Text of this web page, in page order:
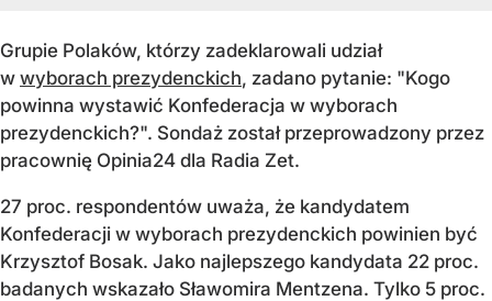
Grupie Polaków, którzy zadeklarowali udział
w wyborach prezydenckich, zadano pytanie: "Kogo
powinna wystawić Konfederacja w wyborach
prezydenckich?". Sondaż został przeprowadzony przez
pracownię Opinia24 dla Radia Zet.
27 proc. respondentów uważa, że kandydatem
Konfederacji w wyborach prezydenckich powinien być
Krzysztof Bosak. Jako najlepszego kandydata 22 proc.
badanych wskazało Sławomira Mentzena. Tylko 5 proc.